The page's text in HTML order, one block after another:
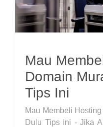
Mau
Domain
Tips Ini
Mau Membeli
Dulu Tips Ini - Jika